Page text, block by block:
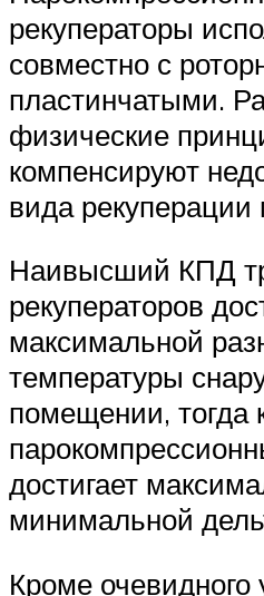
рекуператоры
совместно с
пластинчатыми.
физические
компенсируют
вида рекуперации
Наивысший КПД
рекуператоров
максимальной
температуры
помещении, тогда
достигает
минимальной
Кроме